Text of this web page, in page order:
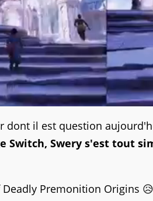
dont il est question
Switch, Swery s'est tout
Premonition Origins